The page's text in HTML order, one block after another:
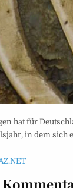
hat für
in dem sich